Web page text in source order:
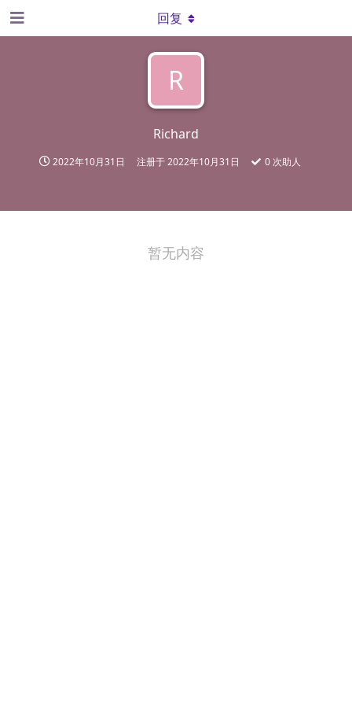
R
Richard
2022年10月31日 注册于2022年10月31日 0 次助人
回复
暂无内容